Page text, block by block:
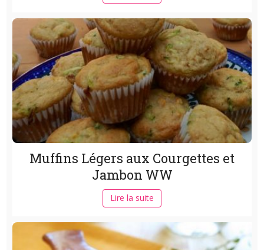
Muffins Légers aux Courgettes et
Jambon WW
Lire la suite